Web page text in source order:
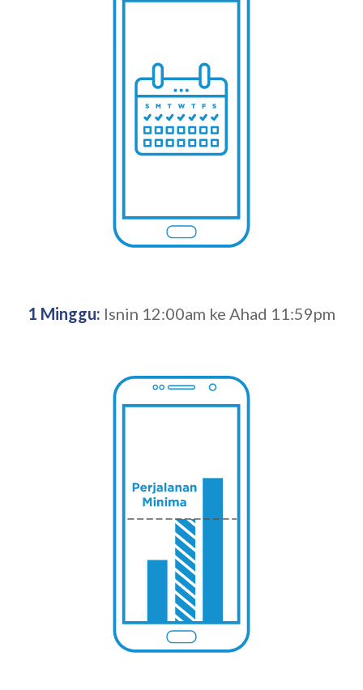
1 Minggu: Isnin 12:00am ke Ahad 11:59pm